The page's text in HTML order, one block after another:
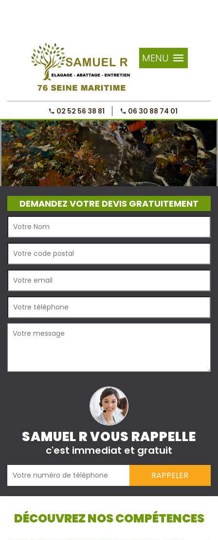
MENU
02 52 56 38 81 06 30 88 74 01
DEMANDEZ VOTRE DEVIS GRATUITEMENT
SAMUEL R VOUS RAPPELLE
c'est immediat et gratuit
DÉCOUVREZ NOS COMPÉTENCES